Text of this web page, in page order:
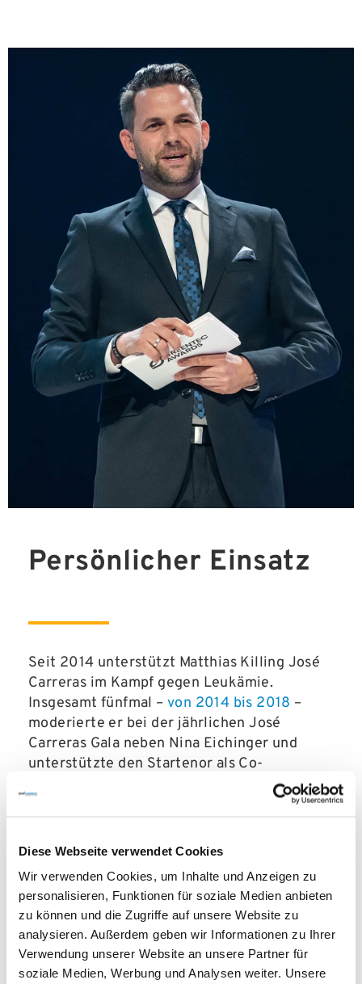
Diese Webseite verwendet Cookies
Wir verwenden Cookies, um Inhalte und Anzeigen zu
personalisieren, Funktionen für soziale Medien anbieten
zu können und die Zugriffe auf unsere Website zu
analysieren. Außerdem geben wir Informationen zu Ihrer
Verwendung unserer Website an unsere Partner für
soziale Medien, Werbung und Analysen weiter. Unsere
Persönlicher Einsatz
Seit 2014 unterstützt Matthias Killing José
Carreras im Kampf gegen Leukämie.
Insgesamt fünfmal – von 2014 bis 2018 –
moderierte er bei der jährlichen José
Carreras Gala neben Nina Eichinger und
unterstützte den Startenor als Co-
Moderator. Seit 2017 engagiert er sich
darüber hinaus als Botschafter für die
Leukämie aufmerksam und erinnert – wie
Weltblutkrebstag daran, dass Betroffene und
deren Familien Unterstützung bei
Bewältigung der schweren Erkrankung
benötigen.